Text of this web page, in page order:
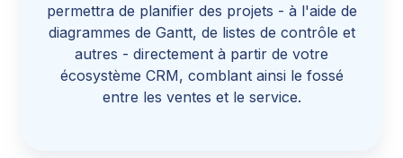
permettra de planifier des projets - à l'aide de
diagrammes de Gantt, de listes de contrôle et
autres - directement à partir de votre
écosystème CRM, comblant ainsi le fossé
entre les ventes et le service.